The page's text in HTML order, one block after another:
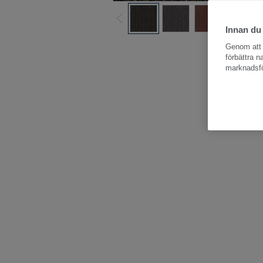
Hela
Innan
Genom
förbättra